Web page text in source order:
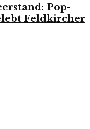
Pop-
Feldkircher